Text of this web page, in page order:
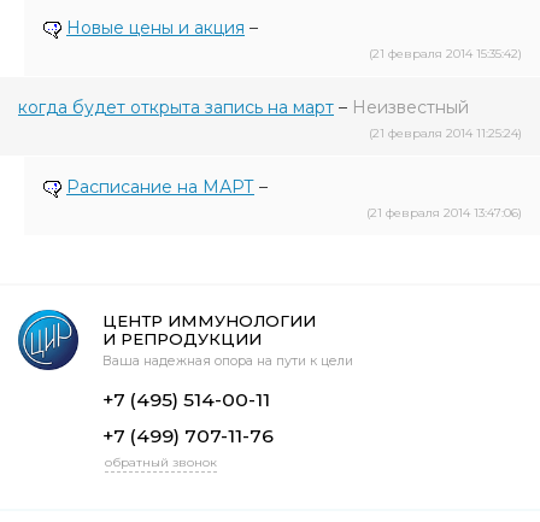
Новые цены и акция –
(21 февраля 2014 15:35:42)
когда будет открыта запись на март – Неизвестный
(21 февраля 2014 11:25:24)
Расписание на МАРТ –
(21 февраля 2014 13:47:06)
ЦЕНТР ИММУНОЛОГИИ
И РЕПРОДУКЦИИ
Ваша надежная опора на пути к цели
+7 (495) 514-00-11
+7 (499) 707-11-76
обратный звонок